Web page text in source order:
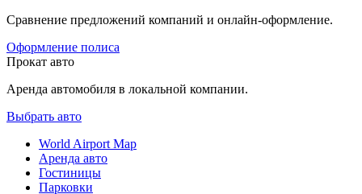
Сравнение предложений компаний и онлайн-оформление.
Оформление полиса
Прокат авто
Аренда автомобиля в локальной компании.
Выбрать авто
World Airport Map
Аренда авто
Гостиницы
Парковки